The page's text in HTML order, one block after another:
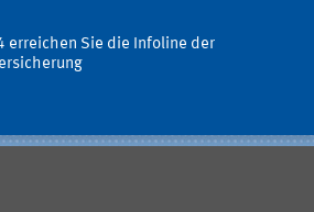
Sie die Infoline der